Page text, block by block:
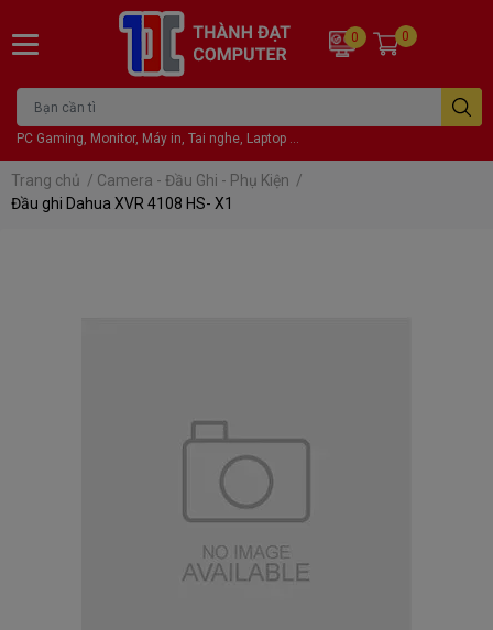
PC Gaming, Monitor, Máy in, Tai nghe, Laptop ...
0 0
Trang chủ / Camera - Đầu Ghi - Phụ Kiện /
Đầu ghi Dahua XVR 4108 HS- X1